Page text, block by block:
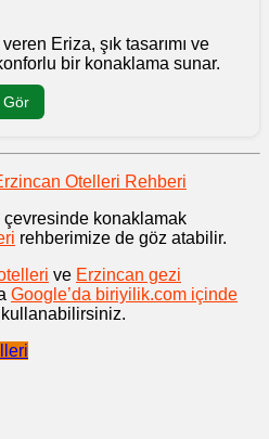
Eriza, şık tasarımı ve
bir konaklama sunar.
Gör
Otelleri Rehberi
çevresinde konaklamak
rehberimize de göz atabilir.
ve Erzincan gezi
Google’da biriyilik.com içinde
kullanabilirsiniz.